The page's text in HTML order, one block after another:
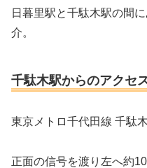
日暮里駅と千駄木駅の間
介。
千駄木駅からのアクセ
東京メトロ千代田線 千駄
正面の信号を渡り左へ約